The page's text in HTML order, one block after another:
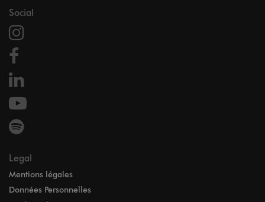
Social
Legal
Mentions légales
Données Personnelles